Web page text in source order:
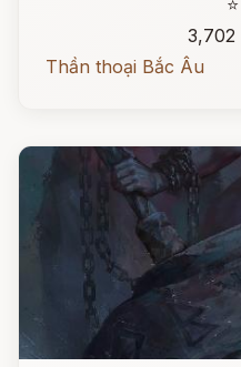
3,702
Thần thoại Bắc Âu